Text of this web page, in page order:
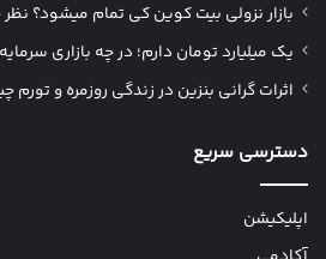
بازار نزولی بیت کوین کی تمام میشود؟
یک میلیارد تومان دارم؛ در چه بازاری
اثرات گرانی بنزین در زندگی روزمره و تورم
دسترسی سریع
اپلیکیشن